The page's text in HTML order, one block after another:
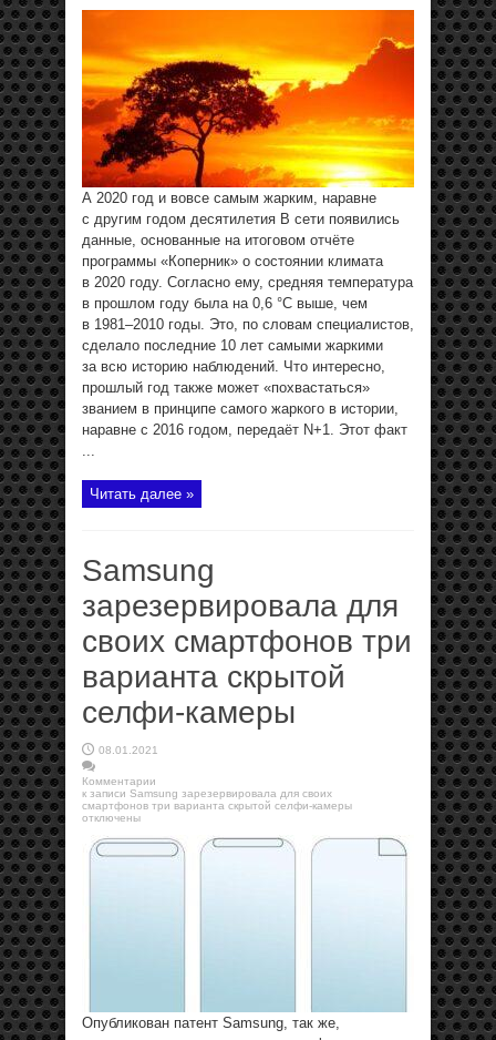
А 2020 год и вовсе самым жарким, наравне
с другим годом десятилетия В сети появились
данные, основанные на итоговом отчёте
программы «Коперник» о состоянии климата
в 2020 году. Согласно ему, средняя температура
в прошлом году была на 0,6 °C выше, чем
в 1981–2010 годы. Это, по словам специалистов,
сделало последние 10 лет самыми жаркими
за всю историю наблюдений. Что интересно,
прошлый год также может «похвастаться»
званием в принципе самого жаркого в истории,
наравне с 2016 годом, передаёт N+1. Этот факт
...
Читать далее »
Samsung
зарезервировала для
своих смартфонов три
варианта скрытой
селфи-камеры
08.01.2021
Комментарии
к записи Samsung зарезервировала для своих
смартфонов три варианта скрытой селфи-камеры
отключены
Опубликован патент Samsung, так же,